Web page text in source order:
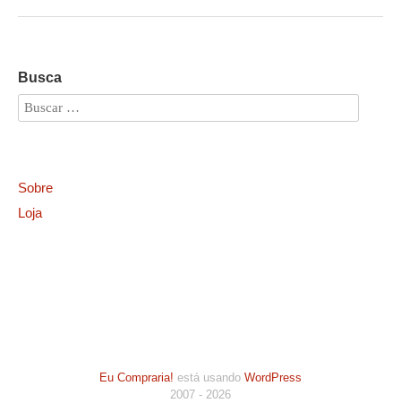
Busca
Sobre
Loja
Eu Compraria! está usando WordPress
2007 - 2026